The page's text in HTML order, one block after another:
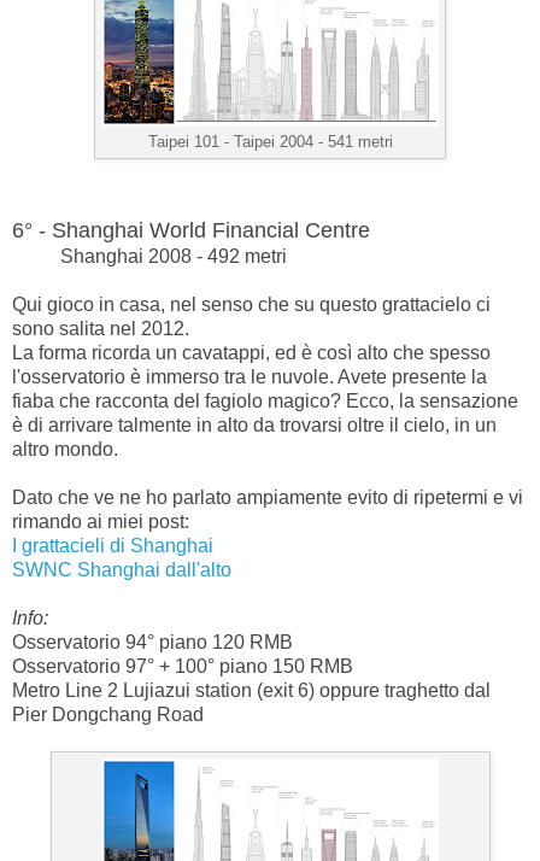
Taipei 101 - Taipei 2004 - 541 metri
6° - Shanghai World Financial Centre
Shanghai 2008 - 492 metri
Qui gioco in casa, nel senso che su questo grattacielo ci
sono salita nel 2012.
La forma ricorda un cavatappi, ed è così alto che spesso
l'osservatorio è immerso tra le nuvole. Avete presente la
fiaba che racconta del fagiolo magico? Ecco, la sensazione
è di arrivare talmente in alto da trovarsi oltre il cielo, in un
altro mondo.
Dato che ve ne ho parlato ampiamente evito di ripetermi e vi
rimando ai miei post:
I grattacieli di Shanghai
SWNC Shanghai dall'alto
Info:
Osservatorio 94° piano 120 RMB
Osservatorio 97° + 100° piano 150 RMB
Metro Line 2 Lujiazui station (exit 6) oppure traghetto dal
Pier Dongchang Road